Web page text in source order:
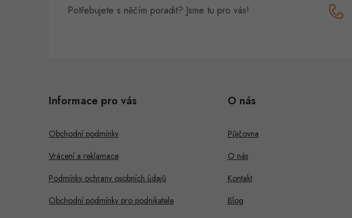
Potřebujete s něčím poradit? Jsme tu pro vás!
Informace pro vás
Obchodní podmínky
Vrácení a reklamace
Podmínky ochrany osobních údajů
Obchodní podmínky pro podnikatele
O nás
Půjčovna
O nás
Kontakt
Blog